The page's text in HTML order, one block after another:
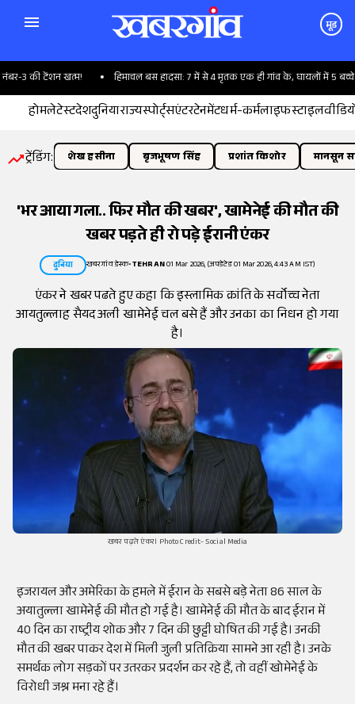
मूड
3 की टेंशन खत्म! हिमाचल बस हादसा: 7 में से 4 मृतक एक ही गांव के, घायलों में 5 बच्चे भी;
होमलेटेस्टदेशदुनियाराज्यस्पोर्ट्सएंटरटेनमेंटधर्म-कर्मलाइफस्टाइल
ट्रेंडिंग: शेख हसीना बृजभूषण सिंह प्रशांत किशोर मानसून
'भर आया गला.. फिर मौत की खबर', खामेनेई की मौत की
खबर पड़ते ही रो पड़े ईरानी एंकर
दुनिया खबरगांव डेस्क•TEHRAN01 Mar 2026, (अपडेटेड 01 Mar 2026, 4:43 AM IST)
एंकर ने खबर पढते हुए कहा कि इस्लामिक क्रांति के सर्वोच्च नेता
आयतुल्लाह सैयद अली खामेनेई चल बसे हैं और उनका का निधन हो गया
है।
खबर पढ़ते एंकर। Photo Credit- Social Media
इजरायल और अमेरिका के हमले में ईरान के सबसे बड़े नेता 86 साल के
अयातुल्ला खामेनेई की मौत हो गई है। खामेनेई की मौत के बाद ईरान में
40 दिन का राष्ट्रीय शोक और 7 दिन की छुट्टी घोषित की गई है। उनकी
मौत की खबर पाकर देश में मिली जुली प्रतिक्रिया सामने आ रही है। उनके
समर्थक लोग सड़कों पर उतरकर प्रदर्शन कर रहे हैं, तो वहीं खोमेनेई के
विरोधी जश्न मना रहे हैं।